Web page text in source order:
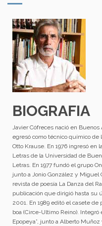
BIOGRAFIA
Javier Cófreces nació en Buenos
egresó como técnico químico de
Otto Krause. En 1976 ingresó en
Letras de la Universidad de
Letras. En 1977 fundó el grupo
junto a Jonio González y Miguel
revista de poesía La Danza del
publicación que dirigió hasta su
2001. En 1989 editó el casete de
boa (Circe-Ultimo Reino). Integró
Epopeya”, junto a Alberto Muñoz